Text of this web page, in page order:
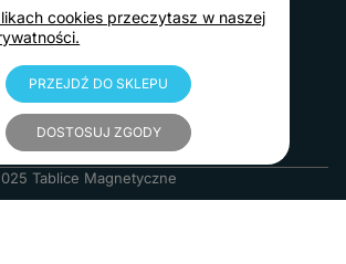
Sposoby płatności
O nas
Kontakt
Informacje o firmie
Blog
Tablice Magnetyczne
cookies przeczytasz w naszej
PRZEJDŹ DO SKLEPU
DOSTOSUJ ZGODY